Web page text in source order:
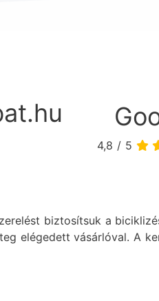
4,8 / 5
biztosítsuk a
elégedett vásárlóval. A